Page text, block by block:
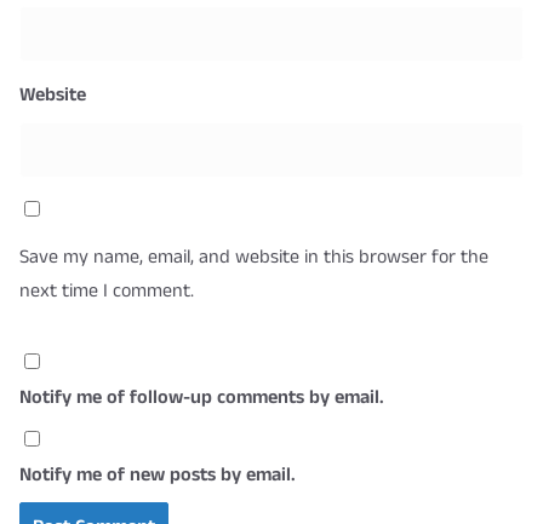
Website
Save my name, email, and website in this browser for the
next time I comment.
Notify me of follow-up comments by email.
Notify me of new posts by email.